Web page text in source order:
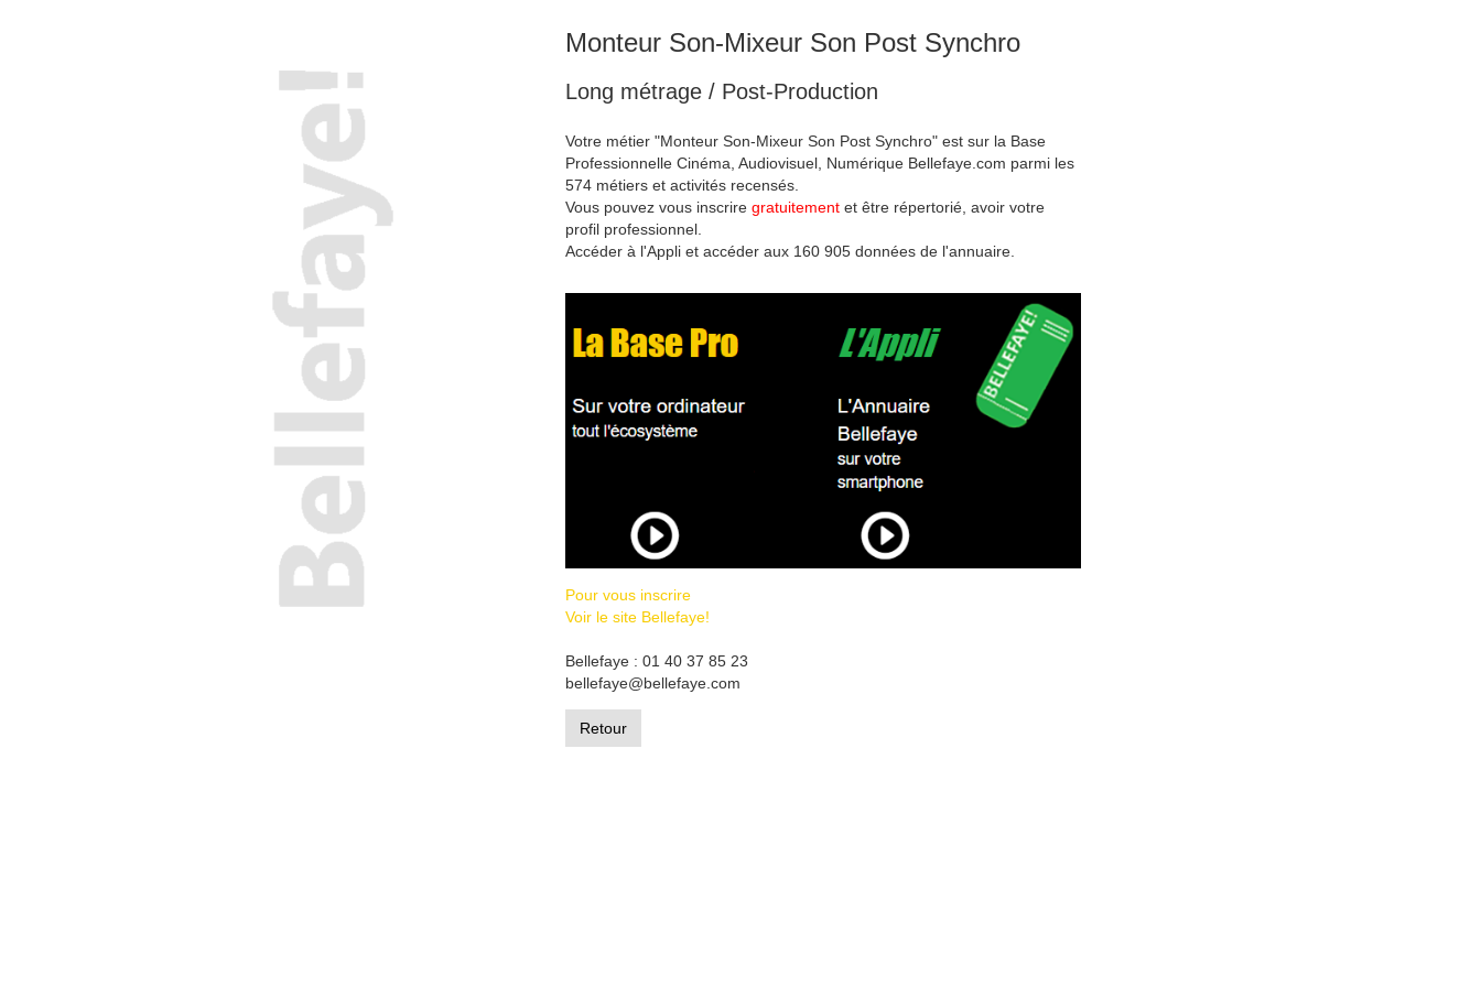
Monteur Son-Mixeur Son Post Synchro
Long métrage / Post-Production
Votre métier "Monteur Son-Mixeur Son Post Synchro" est sur la Base
Professionnelle Cinéma, Audiovisuel, Numérique Bellefaye.com parmi les
574 métiers et activités recensés.
Vous pouvez vous inscrire gratuitementet être répertorié, avoir votre
profil professionnel.
Accéder à l'Appli et accéder aux 160 905 données de l'annuaire.
Pour vous inscrire
Voir le site Bellefaye!
Bellefaye : 01 40 37 85 23
bellefaye@bellefaye.com
Retour